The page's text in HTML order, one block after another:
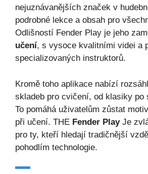
nejuznávanějších značek v
podrobné lekce a obsah pro
Odlišností Fender Play je jeho
učení, s vysoce kvalitními videi a
specializovaných instruktorů.
Kromě toho aplikace nabízí
skladeb pro cvičení, od klasiky po
To pomáhá uživatelům zůstat
při učení. THE Fender PlayJe
pro ty, kteří hledají tradičnější
pohodlím technologie.